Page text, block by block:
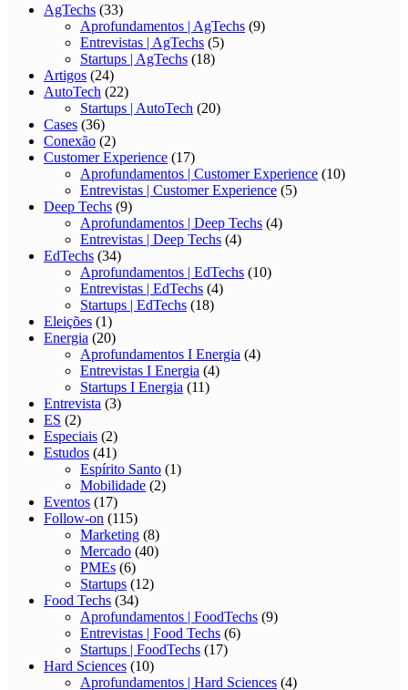
AgTechs (33)
Aprofundamentos | AgTechs (9)
Entrevistas | AgTechs (5)
Startups | AgTechs (18)
Artigos (24)
AutoTech (22)
Startups | AutoTech (20)
Cases (36)
Conexão (2)
Customer Experience (17)
Aprofundamentos | Customer Experience (10)
Entrevistas | Customer Experience (5)
Deep Techs (9)
Aprofundamentos | Deep Techs (4)
Entrevistas | Deep Techs (4)
EdTechs (34)
Aprofundamentos | EdTechs (10)
Entrevistas | EdTechs (4)
Startups | EdTechs (18)
Eleições (1)
Energia (20)
Aprofundamentos I Energia (4)
Entrevistas I Energia (4)
Startups I Energia (11)
Entrevista (3)
ES (2)
Especiais (2)
Estudos (41)
Espírito Santo (1)
Mobilidade (2)
Eventos (17)
Follow-on (115)
Marketing (8)
Mercado (40)
PMEs (6)
Startups (12)
Food Techs (34)
Aprofundamentos | FoodTechs (9)
Entrevistas | Food Techs (6)
Startups | FoodTechs (17)
Hard Sciences (10)
Aprofundamentos | Hard Sciences (4)